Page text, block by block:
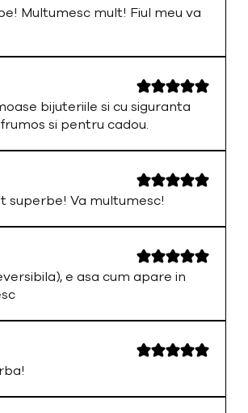
Multumesc mult! Fiul meu va
bijuteriile si cu siguranta
si pentru cadou.
superbe! Va multumesc!
e asa cum apare in